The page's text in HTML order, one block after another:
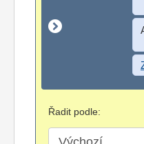
Řadit podle: